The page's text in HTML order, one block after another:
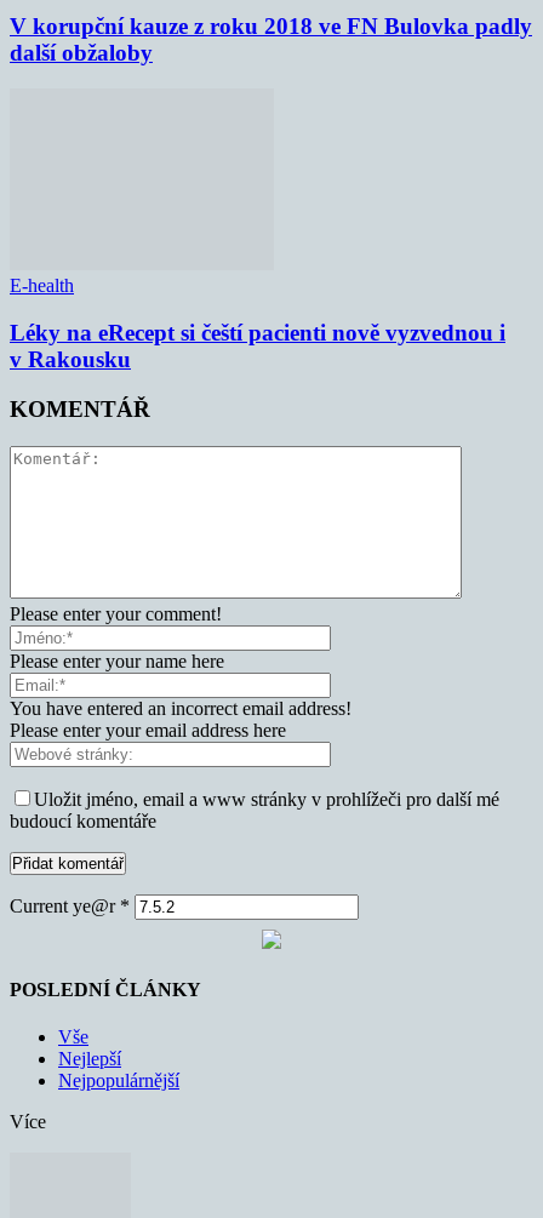
V korupční kauze z roku 2018 ve FN Bulovka padly
další obžaloby
E-health
Léky na eRecept si čeští pacienti nově vyzvednou i
v Rakousku
KOMENTÁŘ
Please enter your comment!
Please enter your name here
You have entered an incorrect email address!
Please enter your email address here
Uložit jméno, email a www stránky v prohlížeči pro další mé
budoucí komentáře
Current ye@r *
POSLEDNÍ ČLÁNKY
Vše
Nejlepší
Nejpopulárnější
Více